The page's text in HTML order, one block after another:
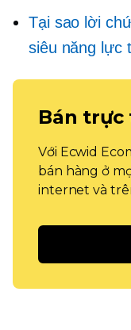
Tại sao lời
siêu năng lực
Bán trực
Với Ecwid
bán hàng ở
internet và